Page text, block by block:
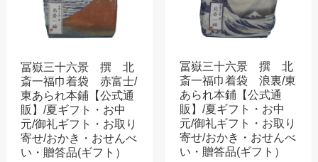
冨嶽三十六景 撰 北
斎一福巾着袋 赤富士/
東あられ本鋪【公式通
販】/夏ギフト・お中
元/御礼ギフト・お取り
寄せ/おかき・おせんべ
い・贈答品(ギフト）
冨嶽三十六景 撰 北
斎一福巾着袋 浪裏/東
あられ本鋪【公式通
販】/夏ギフト・お中
元/御礼ギフト・お取り
寄せ/おかき・おせんべ
い・贈答品(ギフト）